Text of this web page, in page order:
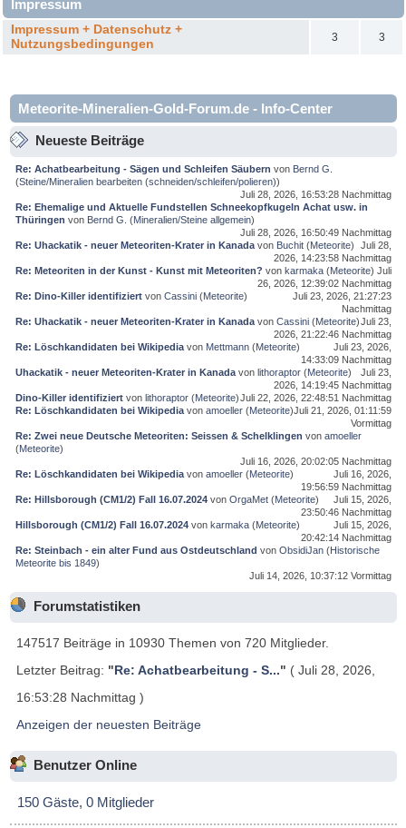
Impressum
Impressum + Datenschutz +
Nutzungsbedingungen
3 3
Meteorite-Mineralien-Gold-Forum.de - Info-Center
Neueste Beiträge
Re: Achatbearbeitung - Sägen und Schleifen Säubern von Bernd G.
(Steine/Mineralien bearbeiten (schneiden/schleifen/polieren))
Juli 28, 2026, 16:53:28 Nachmittag
Re: Ehemalige und Aktuelle Fundstellen Schneekopfkugeln Achat usw. in
Thüringen von Bernd G. (Mineralien/Steine allgemein)
Juli 28, 2026, 16:50:49 Nachmittag
Re: Uhackatik - neuer Meteoriten-Krater in Kanadavon Buchit(Meteorite)
Juli 28,
2026, 14:23:58 Nachmittag
Re: Meteoriten in der Kunst - Kunst mit Meteoriten? von karmaka(Meteorite) Juli
26, 2026, 12:39:02 Nachmittag
Re: Dino-Killer identifiziert von Cassini(Meteorite)
Juli 23, 2026, 21:27:23
Nachmittag
Re: Uhackatik - neuer Meteoriten-Krater in Kanadavon Cassini(Meteorite)Juli 23,
2026, 21:22:46 Nachmittag
Re: Löschkandidaten bei Wikipediavon Mettmann(Meteorite)
Juli 23, 2026,
14:33:09 Nachmittag
Uhackatik - neuer Meteoriten-Krater in Kanadavon lithoraptor(Meteorite)
Juli 23,
2026, 14:19:45 Nachmittag
Dino-Killer identifiziert von lithoraptor(Meteorite)Juli 22, 2026, 22:48:51 Nachmittag
Re: Löschkandidaten bei Wikipediavon amoeller(Meteorite)Juli 21, 2026, 01:11:59
Vormittag
Re: Zwei neue Deutsche Meteoriten: Seissen & Schelklingen von amoeller
(Meteorite)
Juli 16, 2026, 20:02:05 Nachmittag
Re: Löschkandidaten bei Wikipediavon amoeller(Meteorite)
Juli 16, 2026,
19:56:59 Nachmittag
Re: Hillsborough (CM1/2) Fall 16.07.2024von OrgaMet(Meteorite)
Juli 15, 2026,
23:50:46 Nachmittag
Hillsborough (CM1/2) Fall 16.07.2024von karmaka(Meteorite)
Juli 15, 2026,
20:42:14 Nachmittag
Re: Steinbach - ein alter Fund aus Ostdeutschland von ObsidiJan(Historische
Meteorite bis 1849)
Juli 14, 2026, 10:37:12 Vormittag
Forumstatistiken
147517 Beiträge in 10930 Themen von 720 Mitglieder.
Letzter Beitrag: "Re: Achatbearbeitung - S..." ( Juli 28, 2026,
16:53:28 Nachmittag )
Anzeigen der neuesten Beiträge
Benutzer Online
150 Gäste, 0 Mitglieder